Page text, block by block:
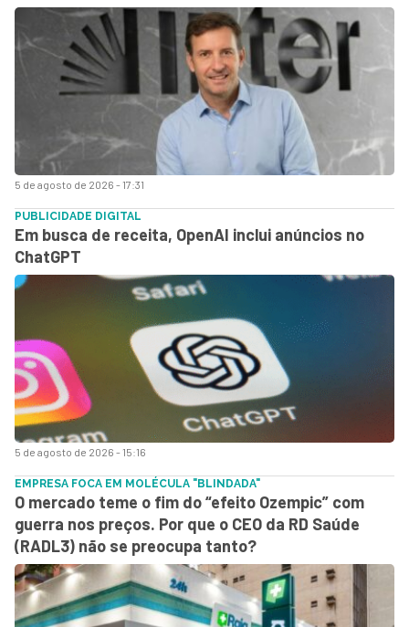
5 de agosto de 2026 - 17:31
5 de agosto de 2026 - 15:16
PUBLICIDADE DIGITAL
Em busca de receita, OpenAI inclui anúncios no
ChatGPT
EMPRESA FOCA EM MOLÉCULA "BLINDADA"
O mercado teme o fim do “efeito Ozempic” com
guerra nos preços. Por que o CEO da RD Saúde
(RADL3) não se preocupa tanto?